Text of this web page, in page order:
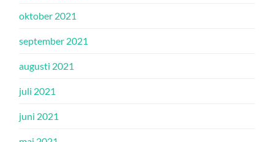
oktober 2021
september 2021
augusti 2021
juli 2021
juni 2021